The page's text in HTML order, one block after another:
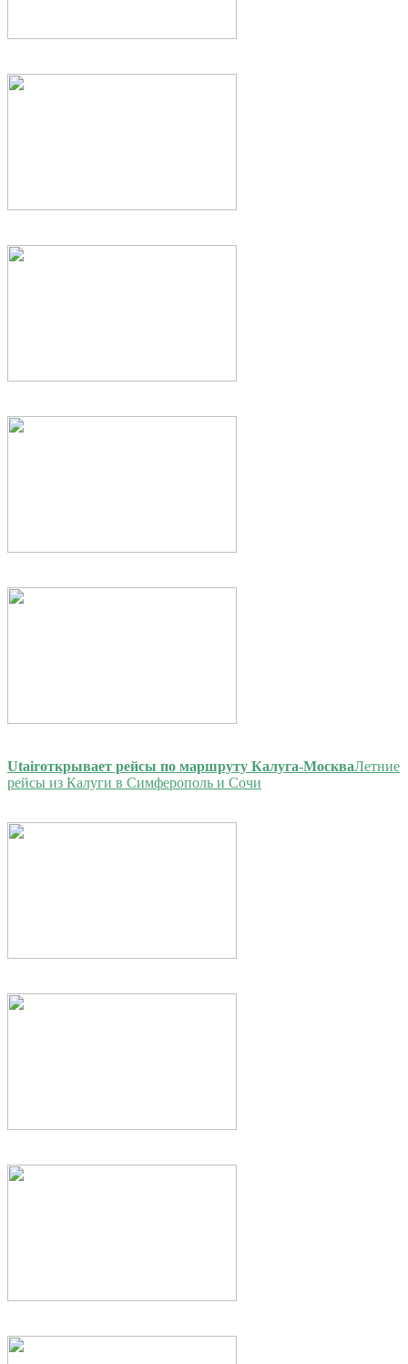
Utairоткрывает рейсы по маршруту Калуга-МоскваЛетние
рейсы из Калуги в Симферополь и Сочи